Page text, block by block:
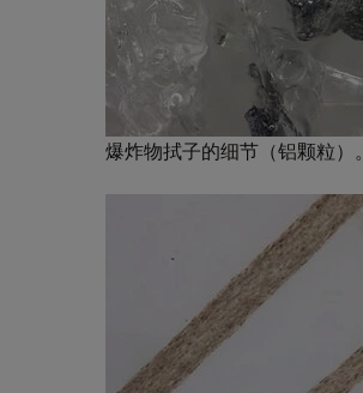
爆炸物拭子的细节（铝颗粒）。